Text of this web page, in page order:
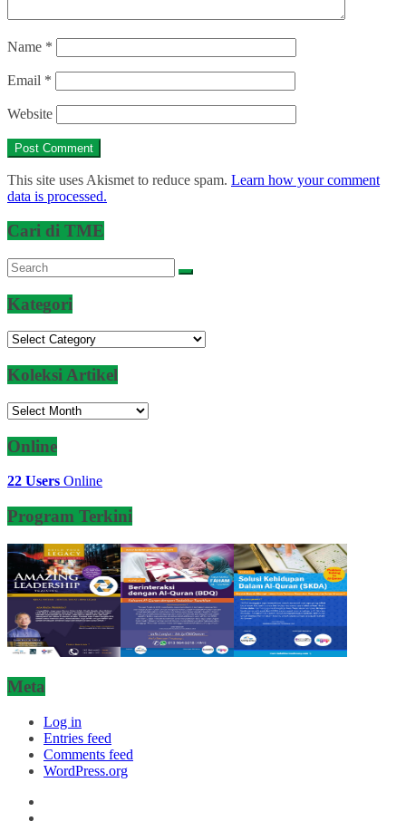
Name *
Email *
Website
This site uses Akismet to reduce spam. Learn how your comment
data is processed.
Cari di TME
Kategori
Kategori
Koleksi Artikel
Koleksi
Online
22 Users Online
Program Terkini
Meta
Log in
Entries feed
Comments feed
WordPress.org